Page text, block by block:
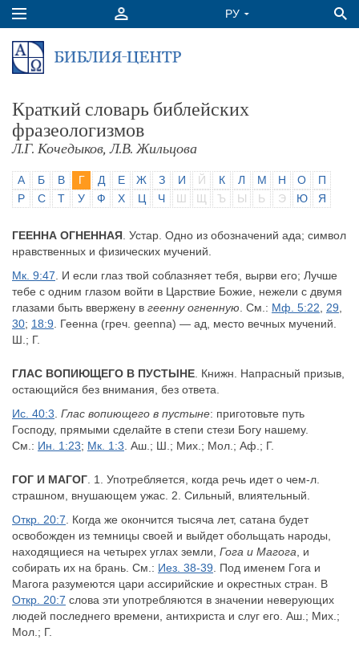
Краткий словарь библейских
фразеологизмов
Л.Г. Кочедыков, Л.В. Жильцова
А Б В Г Д Е Ж З И Й К Л М Н О
П
Р
С Т У Ф Х Ц Ч Ш Щ Ъ Ы Ь Э Ю Я
ГЕЕННА ОГНЕННАЯ . Устар. Одно из обозначений ада; символ
нравственных и физических мучений.
Мк. 9:47 . И если глаз твой соблазняет тебя, вырви его; Лучше
тебе с одним глазом войти в Царствие Божие, нежели с двумя
глазами быть ввержену в геенну огненную . См.: Мф. 5:22 29
30; 18:9 . Геенна (греч. geenna) — ад, место вечных мучений.
Ш.; Г.
ГЛАС ВОПИЮЩЕГО В ПУСТЫНЕ . Книжн. Напрасный призыв,
остающийся без внимания, без ответа.
Ис. 40:3 Глас вопиющего в пустыне: приготовьте путь
Господу, прямыми сделайте в степи стези Богу нашему.
См.: Ин. 1:23; Мк. 1:3 . Аш.; Ш.; Мих.; Мол.; Аф.; Г.
ГОГ И МАГОГ . 1. Употребляется, когда речь идет о чем-л.
страшном, внушающем ужас. 2. Сильный, влиятельный.
Откр. 20:7 . Когда же окончится тысяча лет, сатана будет
освобожден из темницы своей и выйдет обольщать народы,
находящиеся на четырех углах земли, Гога и Магога , и
собирать их на брань. См.: Иез. 38-39 . Под именем Гога и
Магога разумеются цари ассирийские и окрестных стран. В
Откр. 20:7 слова эти употребляются в значении неверующих
людей последнего времени, антихриста и слуг его. Аш.; Мих.;
Мол.; Г.